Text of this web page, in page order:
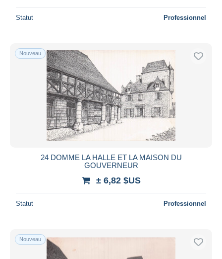
Statut Professionnel
Nouveau
24 DOMME LA HALLE ET LA MAISON DU
GOUVERNEUR
± 6,82 $US
Statut Professionnel
Nouveau